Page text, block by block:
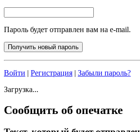
Пароль будет отправлен вам на e-mail.
Войти | Регистрация | Забыли пароль?
Загрузка...
Сообщить об опечатке